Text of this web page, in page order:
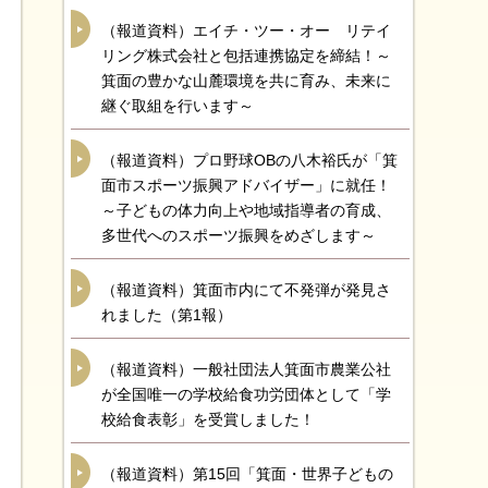
（報道資料）エイチ・ツー・オー リテイ
リング株式会社と包括連携協定を締結！～
箕面の豊かな山麓環境を共に育み、未来に
継ぐ取組を行います～
（報道資料）プロ野球OBの八木裕氏が「箕
面市スポーツ振興アドバイザー」に就任！
～子どもの体力向上や地域指導者の育成、
多世代へのスポーツ振興をめざします～
（報道資料）箕面市内にて不発弾が発見さ
れました（第1報）
（報道資料）一般社団法人箕面市農業公社
が全国唯一の学校給食功労団体として「学
校給食表彰」を受賞しました！
（報道資料）第15回「箕面・世界子どもの